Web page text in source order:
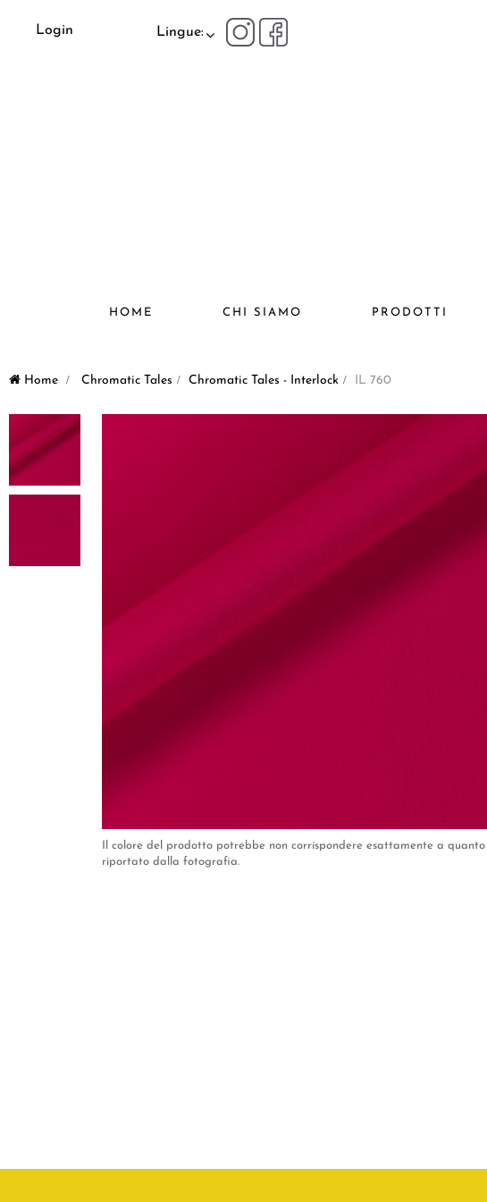
Login Lingue:
HOME CHI SIAMO PRODOTTI
Home > Chromatic Tales > Chromatic Tales - Interlock > IL 760
Il colore del prodotto potrebbe non corrispondere esattamente a quanto
riportato dalla fotografia.